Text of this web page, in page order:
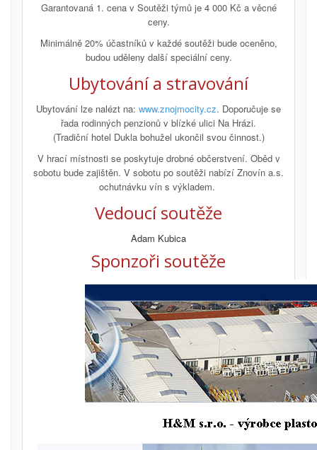
Garantovaná 1. cena v Soutěži týmů je 4 000 Kč a věcné
ceny.
Minimálně 20% účastníků v každé soutěži bude oceněno,
budou uděleny další speciální ceny.
Ubytování a stravování
Ubytování lze nalézt na: www.znojmocity.cz. Doporučuje se
řada rodinných penzionů v blízké ulici Na Hrázi.
(Tradiční hotel Dukla bohužel ukončil svou činnost.)
V hrací místnosti se poskytuje drobné občerstvení. Oběd v
sobotu bude zajištěn. V sobotu po soutěži nabízí Znovín a.s.
ochutnávku vín s výkladem.
Vedoucí soutěže
Adam Kubica
Sponzoři soutěže